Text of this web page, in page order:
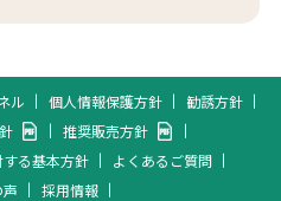
ル 個人情報保護方針
勧誘方針
推奨販売方針
る基本方針
よくあるご質問
採用情報